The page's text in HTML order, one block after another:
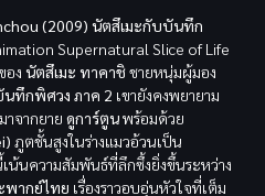
(2009) นัตสึเมะกับบันทึก
Supernatural Slice of Life
อง นัตสึเมะ ทาคาชิชายหนุ่มผู้มอง
ทึกพิศวง ภาค 2 เขายังคงพยายาม
จากยาย ดูการ์ตูนพร้อมด้วย
ภูตชั้นสูงในร่างแมวอ้วนเป็น
น้นความสัมพันธ์ที่ลึกซึ้งยิ่งขึ้นระหว่าง
พากย์ไทย เรื่องราวอบอุ่นหัวใจที่เต็ม